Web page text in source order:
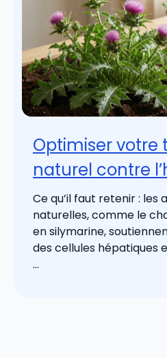
Optimiser
naturel contre
Ce qu’il faut retenir : les
naturelles, comme le
en silymarine,
des cellules hépatiques
...